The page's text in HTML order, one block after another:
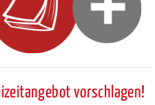
vorschlagen!